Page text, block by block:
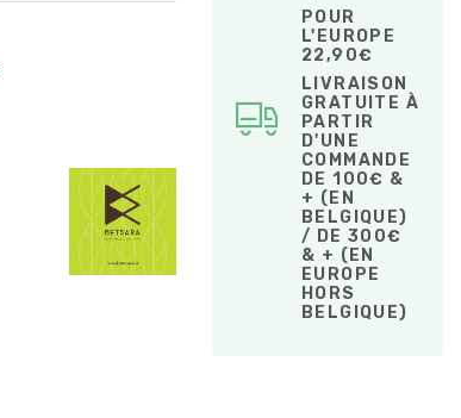
POUR
L'EUROPE
22,90€
LIVRAISON
GRATUITE À
PARTIR
D'UNE
COMMANDE
DE 100€ &
+ (EN
BELGIQUE)
/ DE 300€
& + (EN
EUROPE
HORS
BELGIQUE)